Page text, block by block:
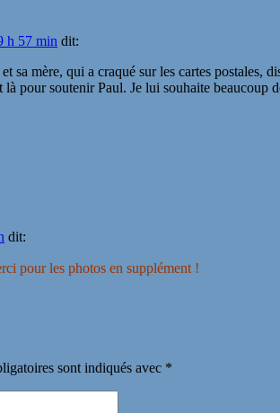
h 57 min dit:
sa mère, qui a craqué sur les cartes postales,
pour soutenir Paul. Je lui souhaite
dit:
pour les photos en supplément !
sont indiqués avec *